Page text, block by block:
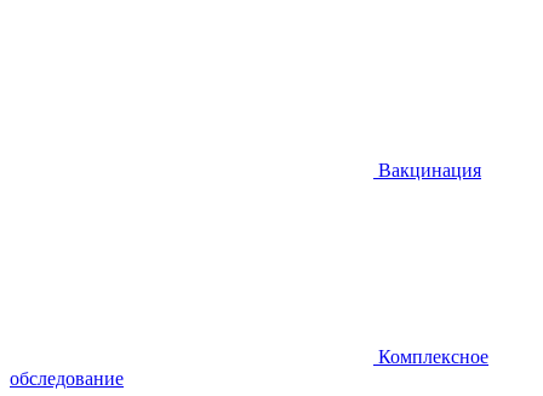
Вакцинация
Комплексное
обследование